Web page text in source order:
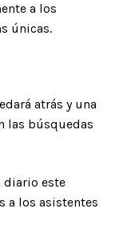
a los
únicas.
atrás y una
las búsquedas
diario este
a los asistentes